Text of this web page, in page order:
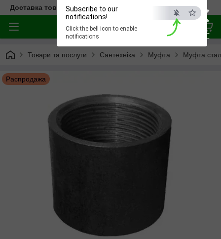
×
ESC
Subscribe to our
notifications!
Click the bell icon to enable
notifications
Доставка товара по всей Украине
Товари та послуги Сантехніка Муфта Муфта
Распродажа